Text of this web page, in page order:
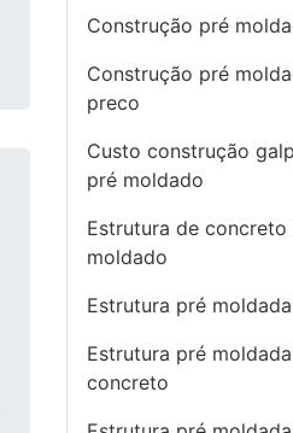
Construção pré
Construção pré
preco
Custo construção
pré moldado
Estrutura de concreto
moldado
Estrutura pré moldada
Estrutura pré
concreto